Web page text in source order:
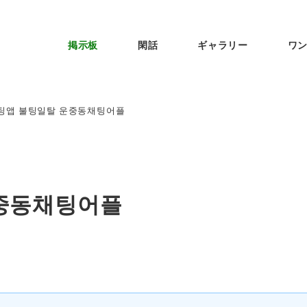
掲示板 閑話 ギャラリー ワ
앱 불팅일탈 운중동채팅어플
동채팅어플